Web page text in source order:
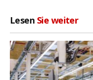
Lesen Sie weiter